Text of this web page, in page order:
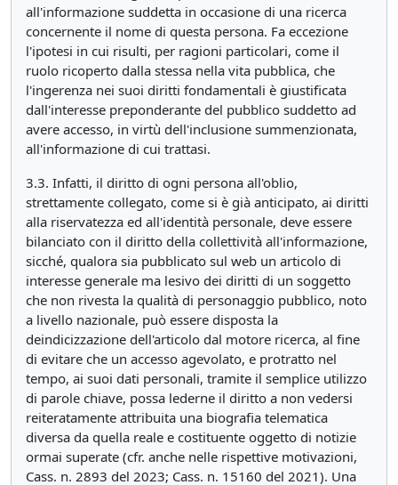
all'informazione suddetta in occasione di una ricerca
concernente il nome di questa persona. Fa eccezione
l'ipotesi in cui risulti, per ragioni particolari, come il
ruolo ricoperto dalla stessa nella vita pubblica, che
l'ingerenza nei suoi diritti fondamentali è giustificata
dall'interesse preponderante del pubblico suddetto ad
avere accesso, in virtù dell'inclusione summenzionata,
all'informazione di cui trattasi.
3.3. Infatti, il diritto di ogni persona all'oblio,
strettamente collegato, come si è già anticipato, ai diritti
alla riservatezza ed all'identità personale, deve essere
bilanciato con il diritto della collettività all'informazione,
sicché, qualora sia pubblicato sul web un articolo di
interesse generale ma lesivo dei diritti di un soggetto
che non rivesta la qualità di personaggio pubblico, noto
a livello nazionale, può essere disposta la
deindicizzazione dell'articolo dal motore ricerca, al fine
di evitare che un accesso agevolato, e protratto nel
tempo, ai suoi dati personali, tramite il semplice utilizzo
di parole chiave, possa lederne il diritto a non vedersi
reiteratamente attribuita una biografia telematica
diversa da quella reale e costituente oggetto di notizie
ormai superate (cfr. anche nelle rispettive motivazioni,
Cass. n. 2893 del 2023; Cass. n. 15160 del 2021). Una